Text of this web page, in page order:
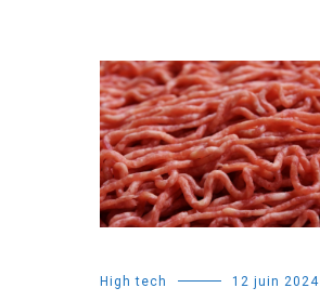
High tech 12 juin 2024